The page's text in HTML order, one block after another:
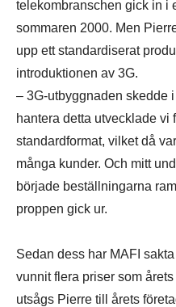
telekombranschen gick in i
sommaren 2000. Men
upp ett standardiserat
introduktionen av 3G.
– 3G-utbyggnaden skedde
hantera detta utvecklade vi
standardformat, vilket då
många kunder. Och mitt
började beställningarna
proppen gick ur.
Sedan dess har MAFI
vunnit flera priser som
utsågs Pierre till årets